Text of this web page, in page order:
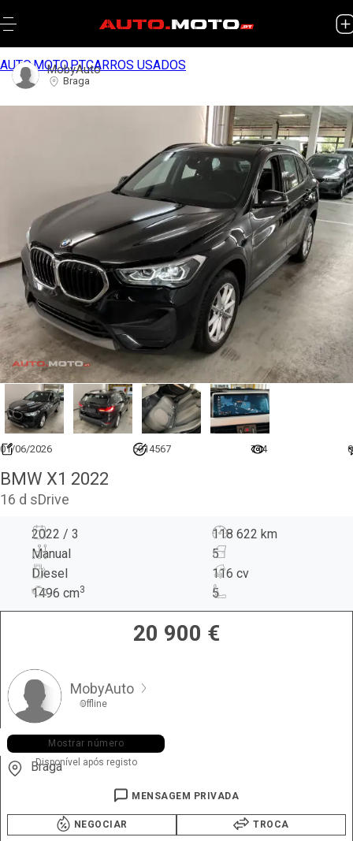
AUTO.MOTO.PTCARROS USADOS
01/06/2026 6914567 714 0
BMW X1 2022
16 d sDrive
2022 / 3
118 622 km
Manual
5
Diesel
116 cv
1496 cm3 5
20 900 €
MobyAuto
Offline
+351 933 ••• •35
Mostrar número
Disponível após registo
Braga
MENSAGEM PRIVADA
NEGOCIAR TROCA
MobyAuto
Braga